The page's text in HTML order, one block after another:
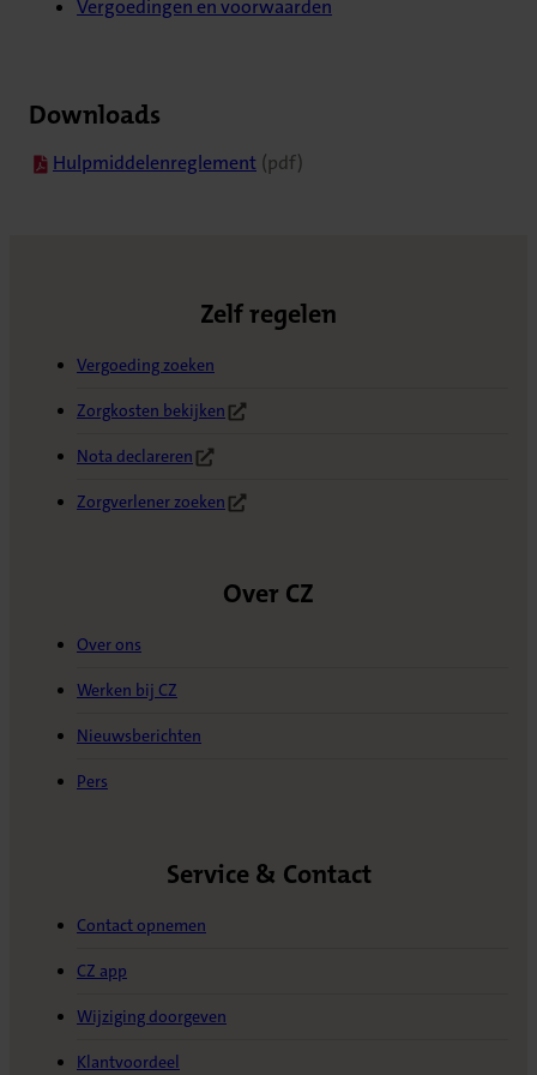
Vergoedingen en voorwaarden
Downloads
(opent in nieuw tabblad)
Hulpmiddelenreglement (pdf)
Zelf regelen
Vergoeding zoeken
Zorgkosten bekijken
(Opent in nieuw tabblad)
Nota declareren
(Opent in nieuw tabblad)
Zorgverlener zoeken
(Opent in nieuw tabblad)
Over CZ
Over ons
Werken bij CZ
Nieuwsberichten
Pers
Service & Contact
Contact opnemen
CZ app
Wijziging doorgeven
Klantvoordeel